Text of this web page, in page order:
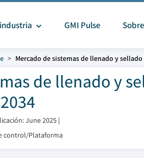
GMI Pulse
Mercado de sistemas de llenado y
de llenado y
June 2025 |
control/Plataforma